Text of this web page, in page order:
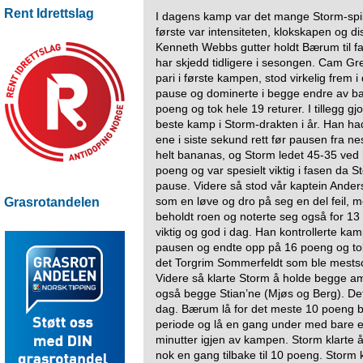
Rent Idrettslag
Grasrotandelen
I dagens kamp var det mange Storm-
første var intensiteten, klokskapen og
Kenneth Webbs gutter holdt Bærum til
har skjedd tidligere i sesongen. Cam
pari i første kampen, stod virkelig frem
pause og dominerte i begge endre av
poeng og tok hele 19 returer. I tillegg
beste kamp i Storm-drakten i år. Han
ene i siste sekund rett før pausen fra
helt bananas, og Storm ledet 45-35
poeng og var spesielt viktig i fasen da
pause. Videre så stod vår kaptein
som en løve og dro på seg en del feil,
beholdt roen og noterte seg også for
viktig og god i dag. Han kontrollerte
pausen og endte opp på 16 poeng og
det Torgrim Sommerfeldt som ble
Videre så klarte Storm å holde begge
også begge Stian’ne (Mjøs og Berg).
dag. Bærum lå for det meste 10 poeng
periode og lå en gang under med bare
minutter igjen av kampen. Storm klarte
nok en gang tilbake til 10 poeng. Storm